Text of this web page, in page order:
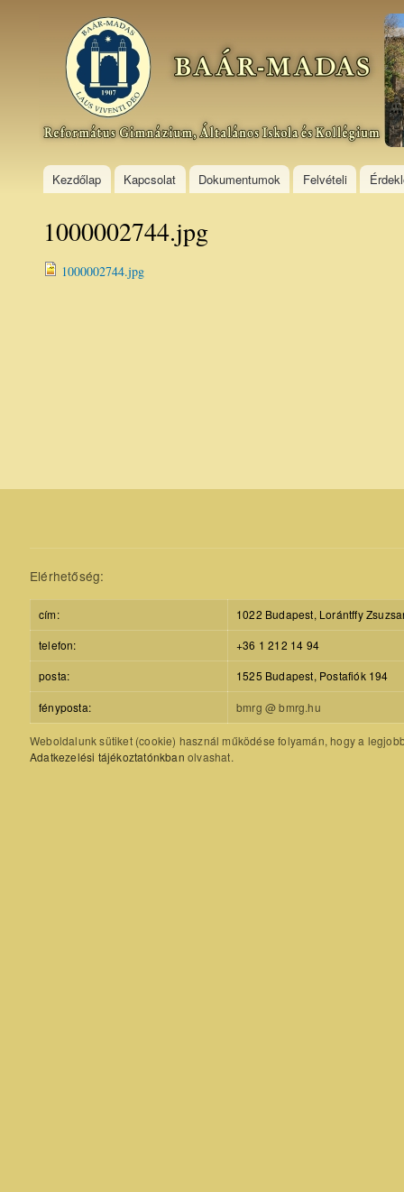
Baár–
Madas
Református
Gimnázium,
Általános
Kollégium
Kezdőlap Kapcsolat Dokumentumok Felvételi
1000002744.jpg
1000002744.jpg
Elérhetőség:
cím:
1022 Budapest, Lorántffy
telefon:
+36 1 212 14 94
posta:
1525 Budapest, Postafiók 194
fényposta: bmrg @ bmrg.hu
Weboldalunk sütiket (cookie) használ működése folyamán, hogy a
Adatkezelési tájékoztatónkban olvashat.